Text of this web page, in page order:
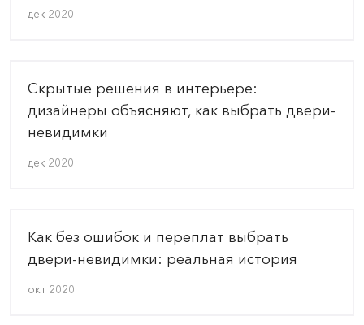
дек 2020
Скрытые решения в интерьере:
дизайнеры объясняют, как выбрать двери-
невидимки
дек 2020
Как без ошибок и переплат выбрать
двери-невидимки: реальная история
окт 2020